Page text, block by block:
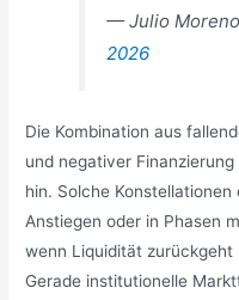
— Julio
2026
Die Kombination aus
und negativer
hin. Solche
Anstiegen oder in Phasen
wenn Liquidität
Gerade institutionelle